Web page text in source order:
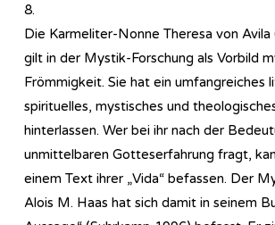
8.
Die Karmeliter-Nonne Theresa von
gilt in der Mystik-Forschung als Vorbild
Frömmigkeit. Sie hat ein umfangreiches
spirituelles, mystisches und
hinterlassen. Wer bei ihr nach der
unmittelbaren Gotteserfahrung fragt,
einem Text ihrer „Vida“ befassen. Der
Alois M. Haas hat sich damit in seinem